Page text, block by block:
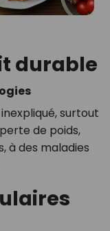
durable
surtout
de poids,
à des maladies